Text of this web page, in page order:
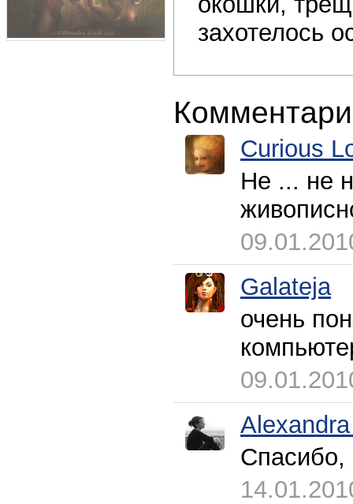
захотелось
Curious
Не ... не
Galateja
очень
Спасибо,